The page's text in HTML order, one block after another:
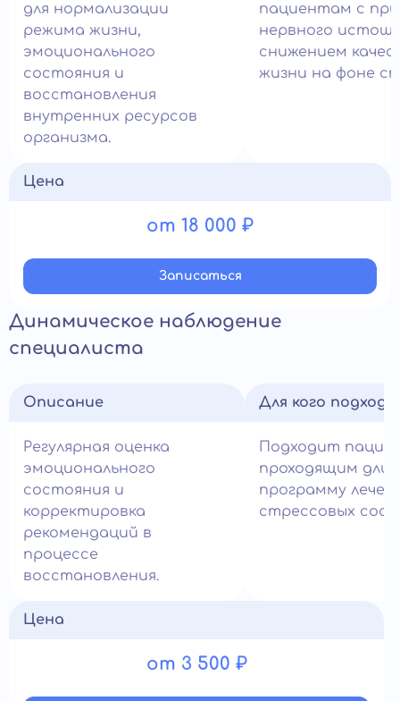
для нормализации
режима жизни,
эмоционального
состояния и
восстановления
внутренних ресурсов
организма.
пациентам с
нервного
снижением
жизни на фоне
Цена
от 18 000 ₽
Записатьcя
Динамическое наблюдение
специалиста
Описание
Регулярная оценка
эмоционального
состояния и
корректировка
рекомендаций в
процессе
восстановления.
Для кого
Подходит
проходящим
программу
стрессовых
Цена
от 3 500 ₽